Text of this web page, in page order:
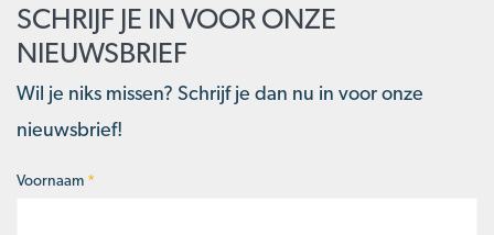
SCHRIJF JE IN VOOR ONZE
NIEUWSBRIEF
Wil je niks missen? Schrijf je dan nu in voor onze
nieuwsbrief!
Naam*
Voornaam *